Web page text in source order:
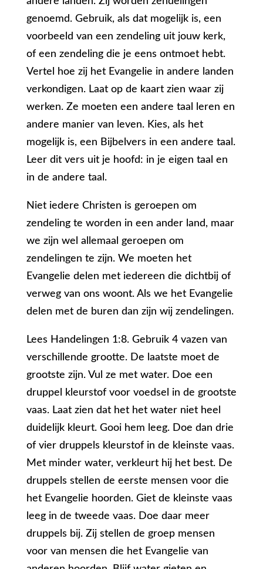
genoemd. Gebruik, als dat mogelijk is, een
voorbeeld van een zendeling uit jouw kerk,
of een zendeling die je eens ontmoet hebt.
Vertel hoe zij het Evangelie in andere landen
verkondigen. Laat op de kaart zien waar zij
werken. Ze moeten een andere taal leren en
andere manier van leven. Kies, als het
mogelijk is, een Bijbelvers in een andere taal.
Leer dit vers uit je hoofd: in je eigen taal en
in de andere taal.
Niet iedere Christen is geroepen om
zendeling te worden in een ander land, maar
we zijn wel allemaal geroepen om
zendelingen te zijn. We moeten het
Evangelie delen met iedereen die dichtbij of
verweg van ons woont. Als we het Evangelie
delen met de buren dan zijn wij zendelingen.
Lees Handelingen 1:8. Gebruik 4 vazen van
verschillende grootte. De laatste moet de
grootste zijn. Vul ze met water. Doe een
druppel kleurstof voor voedsel in de grootste
vaas. Laat zien dat het het water niet heel
duidelijk kleurt. Gooi hem leeg. Doe dan drie
of vier druppels kleurstof in de kleinste vaas.
Met minder water, verkleurt hij het best. De
druppels stellen de eerste mensen voor die
het Evangelie hoorden. Giet de kleinste vaas
leeg in de tweede vaas. Doe daar meer
druppels bij. Zij stellen de groep mensen
voor van mensen die het Evangelie van